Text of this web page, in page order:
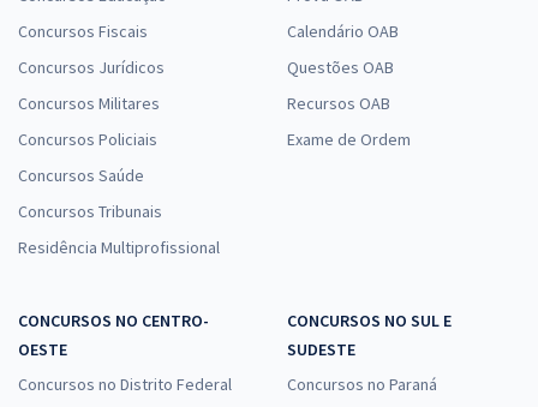
Concursos Fiscais
Concursos Jurídicos
Concursos Militares
Concursos Policiais
Concursos Saúde
Concursos Tribunais
Residência Multiprofissional
Calendário OAB
Questões OAB
Recursos OAB
Exame de Ordem
CONCURSOS NO CENTRO-
OESTE
Concursos no Distrito Federal
CONCURSOS NO SUL E
SUDESTE
Concursos no Paraná